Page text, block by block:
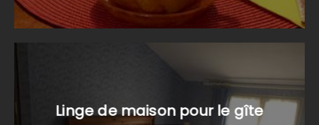
Linge de maison pour le gîte